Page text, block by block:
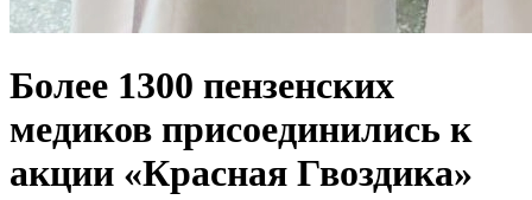
Более 1300 пензенских
медиков присоединились к
акции «Красная Гвоздика»